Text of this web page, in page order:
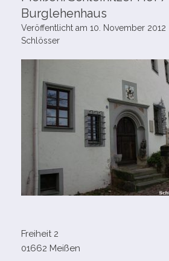
Burglehenhaus
Veröffentlicht am 10. November 2012
Schlösser
Freiheit 2
01662 Meißen